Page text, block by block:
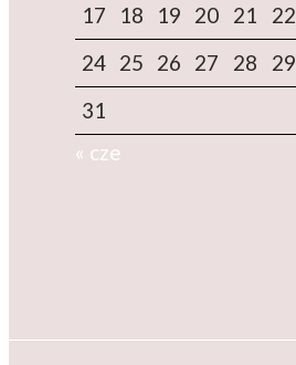
17
18 19 20 21 22
24 25 26 27 28 29
31
« cze